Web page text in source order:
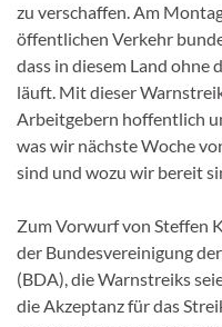
zu verschaffen. Am
öffentlichen Verkehr
dass in diesem Land
läuft. Mit dieser
Arbeitgebern hoffentlich
was wir nächste Woche
sind und wozu wir bereit
Zum Vorwurf von Steffen
der Bundesvereinigung
(BDA), die Warnstreiks
die Akzeptanz für das